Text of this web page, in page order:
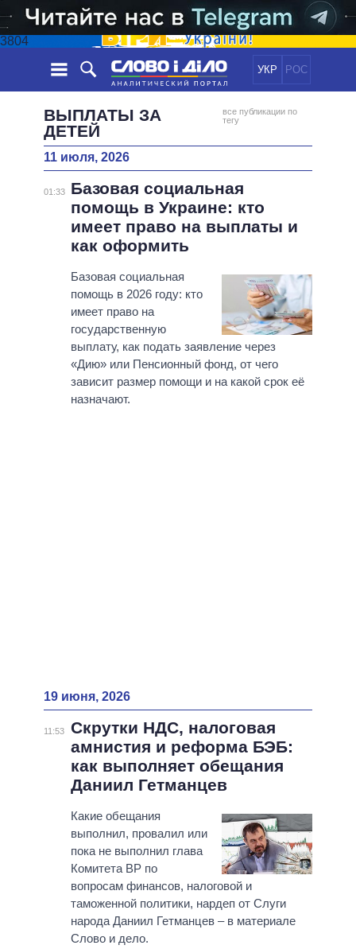
3804
УКР РОС
НОВОСТИ
ЛЕНТА
СОБЫТИЯ
СТАТЬИ
ОБЗОРЫ
ПОЛИТИКА
ЭКОНОМИКА
ОБЩЕСТВО
ОБЕЩАНИЯ
ПОЛИТИКИ
ВСЕ ПОЛИТИКИ
ПРЕЗИДЕНТ И ОФИС
КАБИНЕТ МИНИСТРОВ
ГЛАВЫ ОБЛАДМИНИСТРАЦИЙ
МЭРЫ
ВСЕ ПЕРСОНЫ
ИНФОГРАФИКА
ВИДЕО
ПОДДЕРЖАТЬ
СРАВНЕНИЕ ПОЛИТИКОВ
ВЫПЛАТЫ ЗА
ДЕТЕЙ
все публикации по
тегу
11 июля, 2026
01:33
Базовая социальная
помощь в Украине: кто
имеет право на выплаты и
как оформить
Базовая социальная
помощь в 2026 году: кто
имеет право на
государственную
выплату, как подать заявление через
«Дию» или Пенсионный фонд, от чего
зависит размер помощи и на какой срок её
назначают.
19 июня, 2026
11:53
Скрутки НДС, налоговая
амнистия и реформа БЭБ:
как выполняет обещания
Даниил Гетманцев
Какие обещания
выполнил, провалил или
пока не выполнил глава
Комитета ВР по
вопросам финансов, налоговой и
таможенной политики, нардеп от Слуги
народа Даниил Гетманцев – в материале
Слово и дело.